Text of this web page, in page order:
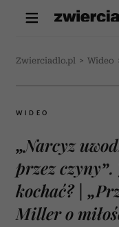
Zwierciadlo.pl > Wideo
WIDEO
„Narcyz
przez
kochać? |
Miller o